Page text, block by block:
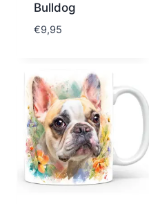
Bulldog
€9,95